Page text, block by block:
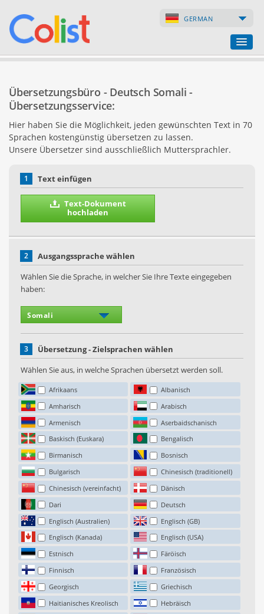
GERMAN
Firmenverzeichnis
Webseiten
Internet-Shops
Übersetzungsbüro - Deutsch Somali -
Übersetzungsservice:
Hier haben Sie die Möglichkeit, jeden gewünschten Text in 70
Sprachen kostengünstig übersetzen zu lassen.
Unsere Übersetzer sind ausschließlich Muttersprachler.
1 Text einfügen
Text-Dokument
hochladen
2
Ausgangssprache wählen
Wählen Sie die Sprache, in welcher Sie Ihre Texte eingegeben
haben:
3
Übersetzung - Zielsprachen wählen
Wählen Sie aus, in welche Sprachen übersetzt werden soll.
Afrikaans
Albanisch
Amharisch
Arabisch
Armenisch
Aserbaidschanisch
Baskisch (Euskara)
Bengalisch
Birmanisch
Bosnisch
Bulgarisch
Chinesisch (traditionell)
Chinesisch (vereinfacht)
Dänisch
Dari
Deutsch
Englisch (Australien)
Englisch (GB)
Englisch (Kanada)
Englisch (USA)
Estnisch
Färöisch
Finnisch
Französisch
Georgisch
Griechisch
Haitianisches Kreolisch
Hebräisch